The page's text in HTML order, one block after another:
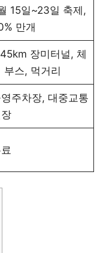
15일~23일 축제,
만개
장미터널, 체
부스, 먹거리
주차장, 대중교통